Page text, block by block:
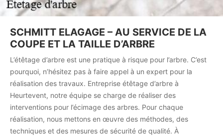
SCHMITT ELAGAGE – AU SERVICE DE LA
COUPE ET LA TAILLE D’ARBRE
L’étêtage d’arbre est une pratique à risque pour l’arbre. C’est
pourquoi, n’hésitez pas à faire appel à un expert pour la
réalisation des travaux. Entreprise étêtage d’arbre à
Heurtevent, notre équipe se charge de réaliser des
interventions pour l’écimage des arbres. Pour chaque
réalisation, nous mettons en œuvre des méthodes, des
techniques et des mesures de sécurité de qualité. À